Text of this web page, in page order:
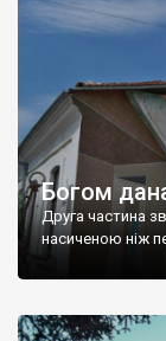
Богом
Друга частина
насиченою ніж